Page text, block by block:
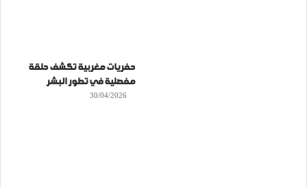
حفريات مغربية تكشف حلقة
مفصلية في تطور البشر
30/04/2026